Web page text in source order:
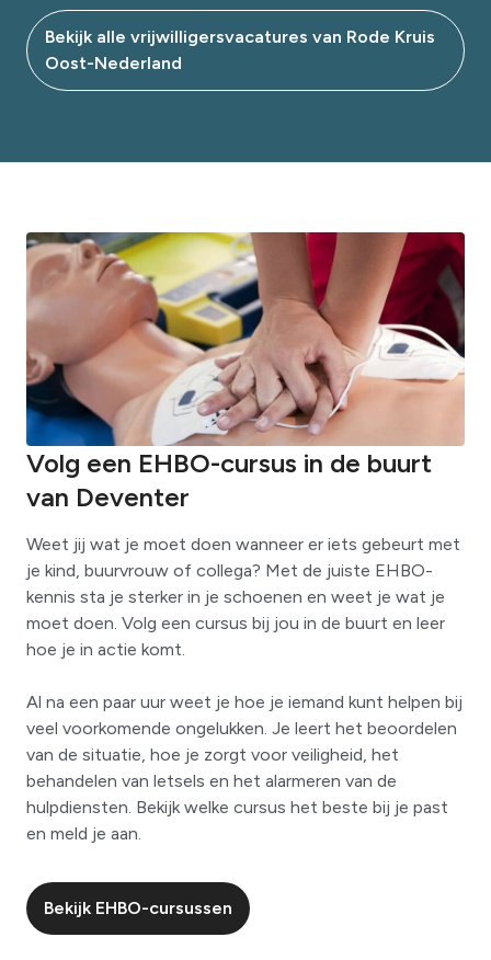
Bekijk alle vrijwilligersvacatures van Rode Kruis
Oost-Nederland
Volg een EHBO-cursus in de buurt
van Deventer
Weet jij wat je moet doen wanneer er iets gebeurt met
je kind, buurvrouw of collega? Met de juiste EHBO-
kennis sta je sterker in je schoenen en weet je wat je
moet doen. Volg een cursus bij jou in de buurt en leer
hoe je in actie komt.
Al na een paar uur weet je hoe je iemand kunt helpen bij
veel voorkomende ongelukken. Je leert het beoordelen
van de situatie, hoe je zorgt voor veiligheid, het
behandelen van letsels en het alarmeren van de
hulpdiensten. Bekijk welke cursus het beste bij je past
en meld je aan.
Bekijk EHBO-cursussen